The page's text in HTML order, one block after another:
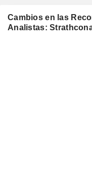
Cambios en las
Analistas: